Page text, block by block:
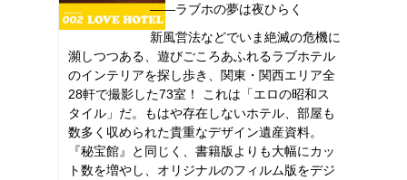
――ラブホの夢は夜ひらく
新風営法などでいま絶滅の危機に
瀕しつつある、遊びごころあふれるラブホテル
のインテリアを探し歩き、関東・関西エリア全
28軒で撮影した73室！ これは「エロの昭和ス
タイル」だ。もはや存在しないホテル、部屋も
数多く収められた貴重なデザイン遺産資料。
『秘宝館』と同じく、書籍版よりも大幅にカッ
ト数を増やし、オリジナルのフィルム版をデジ